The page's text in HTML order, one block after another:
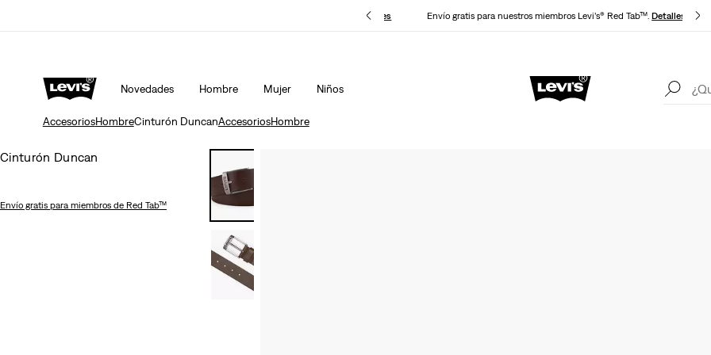
Detalles Envío gratis para nuestros miembros Levi’s® Red Tab™.Detalles
Novedades Hombre Mujer Niños
Unidays: Los estudiantes obtienen un 20% de descuento Detalles
AccesoriosHombreCinturón DuncanAccesoriosHombre
Cinturón Duncan
Envío gratis para miembros de Red Tab™